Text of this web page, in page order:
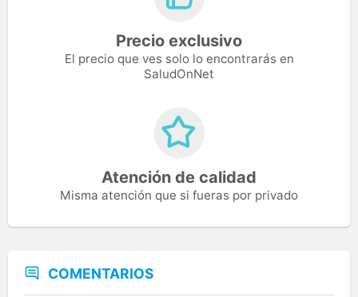
Precio exclusivo
El precio que ves solo lo encontrarás en
SaludOnNet
Atención de calidad
Misma atención que si fueras por privado
COMENTARIOS